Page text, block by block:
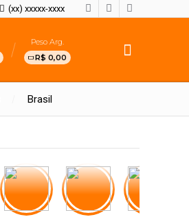
(xx) xxxxx-xxxx
Peso Arg.
R$ 0,00
Brasil